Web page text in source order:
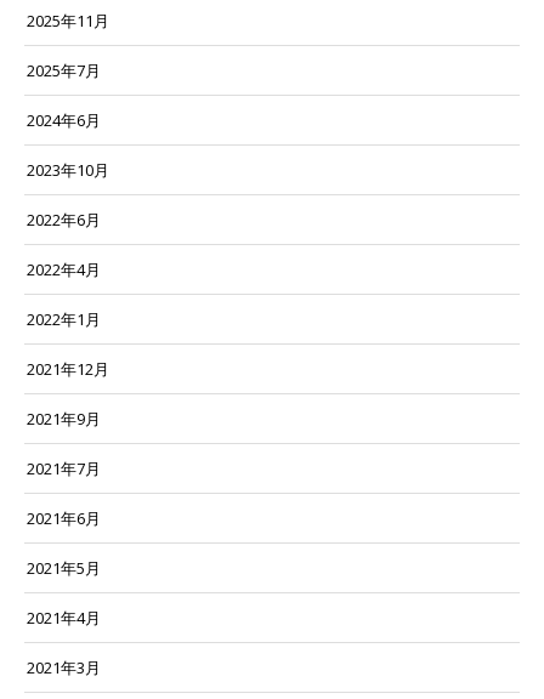
2025年11月
2025年7月
2024年6月
2023年10月
2022年6月
2022年4月
2022年1月
2021年12月
2021年9月
2021年7月
2021年6月
2021年5月
2021年4月
2021年3月